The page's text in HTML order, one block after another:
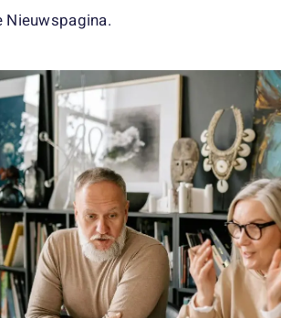
Nieuwspagina.